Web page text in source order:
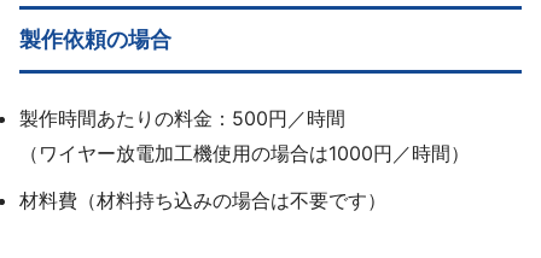
製作依頼の場合
製作時間あたりの料金：500円／時間
（ワイヤー放電加工機使用の場合は1000円／時間）
材料費（材料持ち込みの場合は不要です）